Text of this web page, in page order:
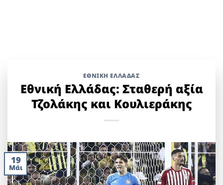
ΕΘΝΙΚΉ ΕΛΛΆΔΑΣ
Εθνική Ελλάδας: Σταθερή αξία
Τζολάκης και Κουλιεράκης
19
Μάι